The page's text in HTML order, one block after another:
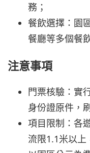
務；
餐飲選擇：園
餐廳等多個餐
注意事項
門票核驗：實
身份證原件，
項目限制：各
流限1.1米以